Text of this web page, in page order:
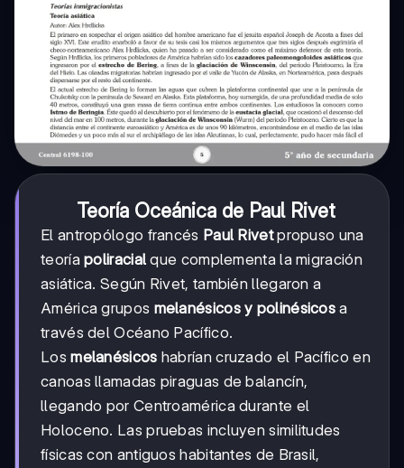
Teoría Oceánica de Paul Rivet
El antropólogo francés Paul Rivetpropuso una
teoríapoliracial que complementa la migración
asiática. Según Rivet, también llegaron a
América grupos melanésicos y polinésicos a
través del Océano Pacífico.
Losmelanésicos habrían cruzado el Pacífico en
canoas llamadas piraguas de balancín,
llegando por Centroamérica durante el
Holoceno. Las pruebas incluyen similitudes
físicas con antiguos habitantes de Brasil,